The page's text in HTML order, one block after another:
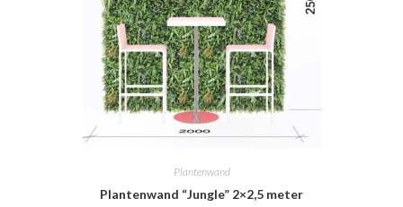
Plantenwand
Plantenwand “Jungle” 2×2,5 meter